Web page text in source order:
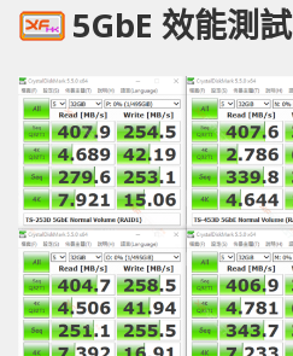
5GbE 效能測試